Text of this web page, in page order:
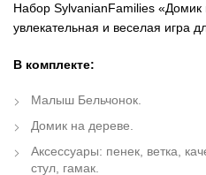
Набор SylvanianFamilies «Домик
увлекательная и веселая игра
В комплекте:
Малыш Бельчонок.
Домик на дереве.
Аксессуары: пенек, ветка,
стул, гамак.